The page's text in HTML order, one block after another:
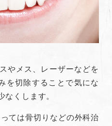
やメス、レーザーなどを
を切除することで気にな
くします。
ては骨切りなどの外科治